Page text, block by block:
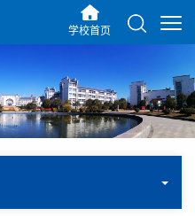
学校首页